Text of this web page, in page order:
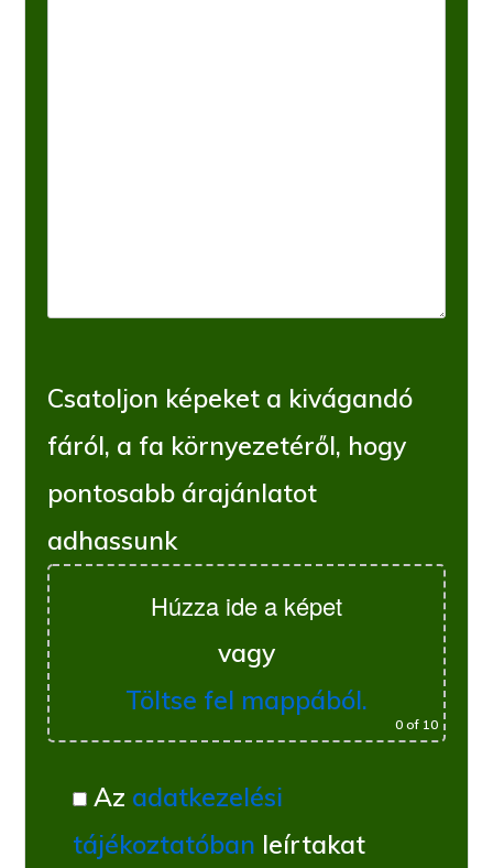
Csatoljon képeket a kivágandó
fáról, a fa környezetéről, hogy
pontosabb árajánlatot
adhassunk
Húzza ide a képet
vagy
Töltse fel mappából.
0of 10
Az adatkezelési
tájékoztatóban leírtakat